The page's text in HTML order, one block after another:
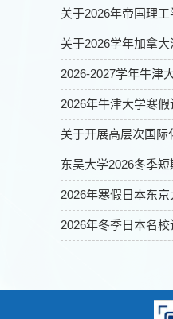
关于2026年帝国理
关于2026学年加拿
2026-2027学年牛津
2026年牛津大学寒
关于开展高层次国际
东吴大学2026冬季
2026年寒假日本东
2026年冬季日本名